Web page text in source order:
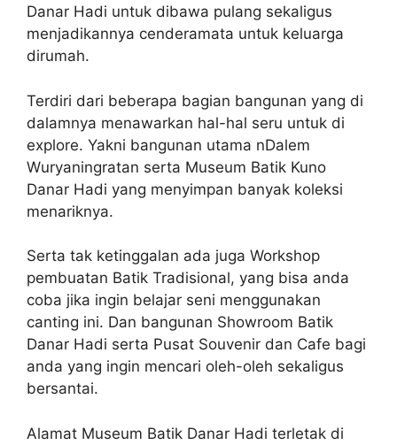
Danar Hadi untuk dibawa pulang sekaligus
menjadikannya cenderamata untuk keluarga
dirumah.
Terdiri dari beberapa bagian bangunan yang di
dalamnya menawarkan hal-hal seru untuk di
explore. Yakni bangunan utama nDalem
Wuryaningratan serta Museum Batik Kuno
Danar Hadi yang menyimpan banyak koleksi
menariknya.
Serta tak ketinggalan ada juga Workshop
pembuatan Batik Tradisional, yang bisa anda
coba jika ingin belajar seni menggunakan
canting ini. Dan bangunan Showroom Batik
Danar Hadi serta Pusat Souvenir dan Cafe bagi
anda yang ingin mencari oleh-oleh sekaligus
bersantai.
Alamat Museum Batik Danar Hadi terletak di